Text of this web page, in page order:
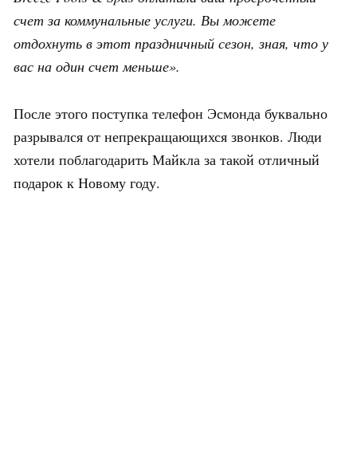
счет за коммунальные услуги. Вы можете
отдохнуть в этот праздничный сезон, зная, что у
вас на один счет меньше».
После этого поступка телефон Эсмонда буквально
разрывался от непрекращающихся звонков. Люди
хотели поблагодарить Майкла за такой отличный
подарок к Новому году.